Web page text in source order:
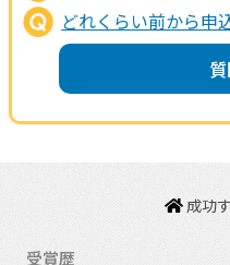
どれくらい前から申
成功
受賞歴